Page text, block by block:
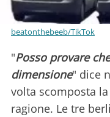
beatonthebeeb/TikTok
"Posso provare
dimensione" dice
volta scomposta
ragione. Le tre